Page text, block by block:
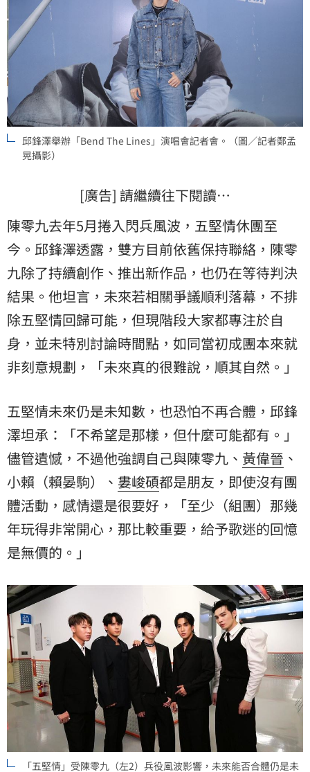
邱鋒澤舉辦「Bend The Lines」演唱會記者會。（圖／記者鄭孟
晃攝影）
[廣告] 請繼續往下閱讀…
陳零九去年5月捲入閃兵風波，五堅情休團至
今。邱鋒澤透露，雙方目前依舊保持聯絡，陳零
九除了持續創作、推出新作品，也仍在等待判決
結果。他坦言，未來若相關爭議順利落幕，不排
除五堅情回歸可能，但現階段大家都專注於自
身，並未特別討論時間點，如同當初成團本來就
非刻意規劃，「未來真的很難說，順其自然。」
五堅情未來仍是未知數，也恐怕不再合體，邱鋒
澤坦承：「不希望是那樣，但什麼可能都有。」
儘管遺憾，不過他強調自己與陳零九、 黃偉晉 、
小賴 （賴晏駒）、 婁峻碩都是朋友，即使沒有團
體活動，感情還是很要好，「至少（組團）那幾
年玩得非常開心，那比較重要，給予歌迷的回憶
是無價的。」
「五堅情」受陳零九（左2）兵役風波影響，未來能否合體仍是未